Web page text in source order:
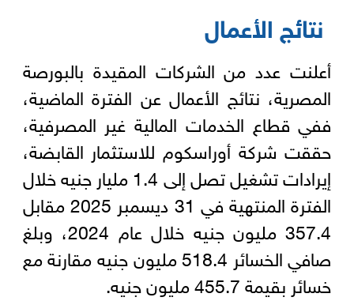
نتائج الأعمال
أعلنت عدد من الشركات المقيدة بالبورصة
المصرية، نتائج الأعمال عن الفترة الماضية،
ففي قطاع الخدمات المالية غير المصرفية،
حققت شركة أوراسكوم للاستثمار القابضة،
إيرادات تشغيل تصل إلى 1.4 مليار جنيه خلال
الفترة المنتهية في 31 ديسمبر 2025 مقابل
357.4 مليون جنيه خلال عام 2024، وبلغ
صافي الخسائر 518.4 مليون جنيه مقارنة مع
خسائر بقيمة 455.7 مليون جنيه.